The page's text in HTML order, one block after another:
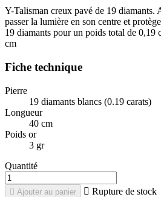
Y-Talisman creux pavé de 19 diamants.
passer la lumière en son centre et
19 diamants pour un poids total de 0,19
cm
Fiche technique
Pierre
19 diamants blancs (0.19 carats)
Longueur
40 cm
Poids or
3 gr
Quantité
 Ajouter au panier  Rupture de stock